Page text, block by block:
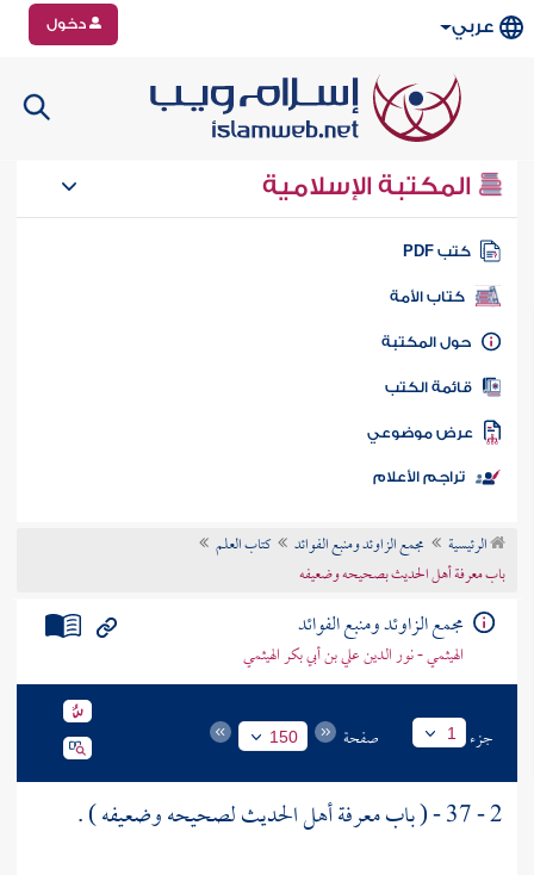
عربي دخول
المكتبة الإسلامية
كتب PDF
كتاب الأمة
المكتبة
الكتب
موضوعي
تراجم الأعلام
الرئيسية مجمع الزاوئد ومنبع الفوائد
كتاب العلم
باب معرفة أهل الحديث بصحيحه وضعيفه
مجمع الزاوئد ومنبع الفوائد
الهيثمي - نور الدين علي بن أبي بكر الهيثمي
جزء 1 صفحة 150
2 - 37 - ( باب معرفة أهل الحديث لصحيحه وضعيفه ) .